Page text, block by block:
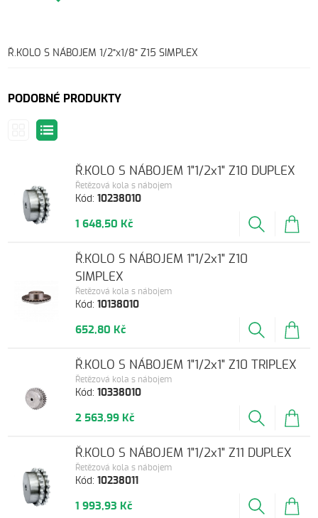
Ř.KOLO S NÁBOJEM 1/2"x1/8" Z15 SIMPLEX
PODOBNÉ PRODUKTY
Kód:10238010
Řetězová kola s nábojem
Ř.KOLO S NÁBOJEM 1"1/2x1" Z10 DUPLEX
1 648,50 Kč
Kód:10138010
Řetězová kola s nábojem
Ř.KOLO S NÁBOJEM 1"1/2x1" Z10
SIMPLEX
652,80 Kč
Kód:10338010
Řetězová kola s nábojem
Ř.KOLO S NÁBOJEM 1"1/2x1" Z10 TRIPLEX
2 563,99 Kč
Kód:10238011
Řetězová kola s nábojem
Ř.KOLO S NÁBOJEM 1"1/2x1" Z11 DUPLEX
1 993,93 Kč